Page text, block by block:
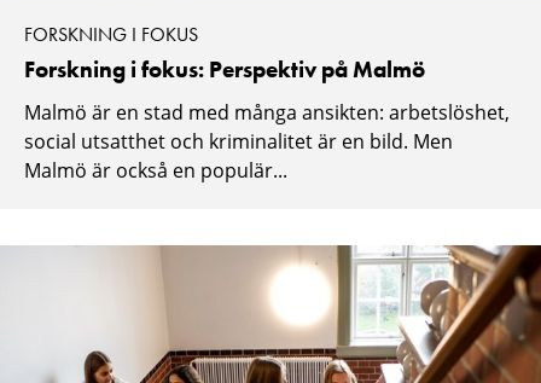
FORSKNING I FOKUS
Forskning i fokus: Perspektiv på Malmö
Malmö är en stad med många ansikten: arbetslöshet,
social utsatthet och kriminalitet är en bild. Men
Malmö är också en populär...